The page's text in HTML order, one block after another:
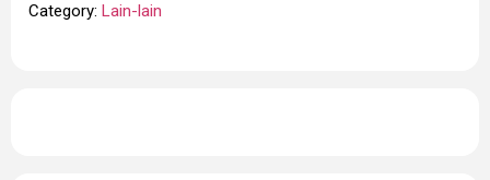
Category: Lain-lain